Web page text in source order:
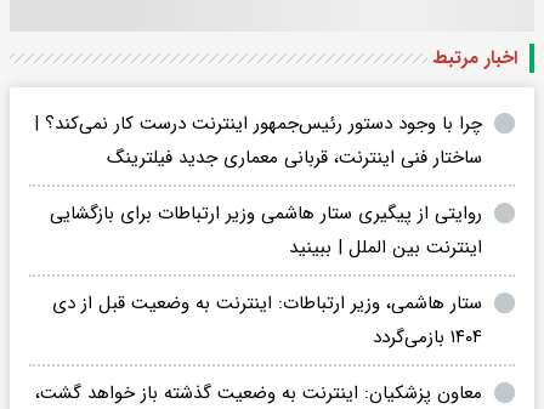
اخبار مرتبط
چرا با وجود دستور رئیس‌جمهور اینترنت درست کار نمی‌کند؟ |
ساختار فنی اینترنت، قربانی معماری جدید فیلترینگ
روایتی از پیگیری ستار هاشمی وزیر ارتباطات برای بازگشایی
اینترنت بین الملل | ببینید
ستار هاشمی، وزیر ارتباطات: اینترنت به وضعیت قبل از دی
۱۴۰۴ بازمی‌گردد
معاون پزشکیان: اینترنت به وضعیت گذشته باز خواهد گشت،